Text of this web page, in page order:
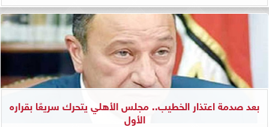
بعد صدمة اعتذار الخطيب.. مجلس الأهلي يتحرك سريعًا بقراره
الأول